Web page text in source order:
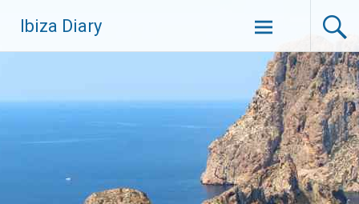
Inhalt
springen
Ibiza Diary